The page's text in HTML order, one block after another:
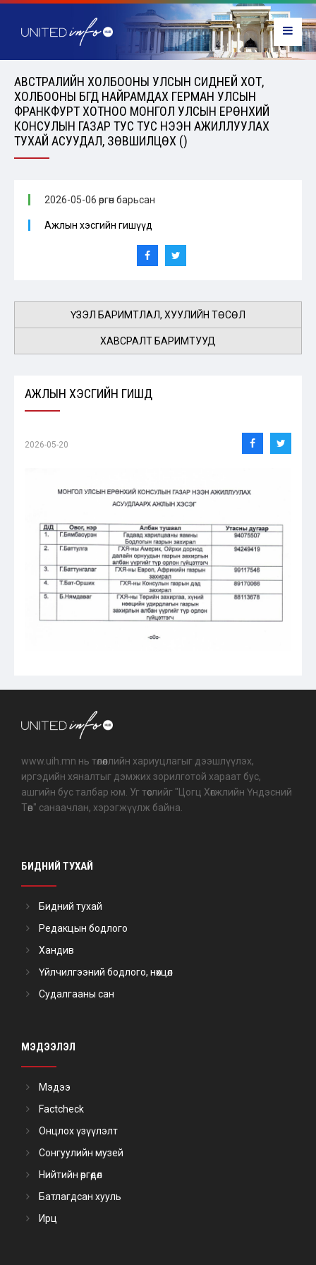
АВСТРАЛИЙН ХОЛБООНЫ УЛСЫН СИДНЕЙ ХОТ,
ХОЛБООНЫ БҮГД НАЙРАМДАХ ГЕРМАН УЛСЫН
ФРАНКФУРТ ХОТНОО МОНГОЛ УЛСЫН ЕРӨНХИЙ
КОНСУЛЫН ГАЗАР ТУС ТУС НЭЭН АЖИЛЛУУЛАХ
ТУХАЙ АСУУДАЛ, ЗӨВШИЛЦӨХ ()
2026-05-06 өргөн барьсан
Ажлын хэсгийн гишүүд
ҮЗЭЛ БАРИМТЛАЛ, ХУУЛИЙН ТӨСӨЛ
ХАВСРАЛТ БАРИМТУУД
АЖЛЫН ХЭСГИЙН ГИШҮҮД
2026-05-20
www.uih.mn нь төлөөллийн хариуцлагыг дээшлүүлэх,
иргэдийн хяналтыг дэмжих зорилготой хараат бус,
ашгийн бус талбар юм. Уг төслийг "Цогц Хөгжлийн Үндэсний
Төв" санаачлан, хэрэгжүүлж байна.
БИДНИЙ ТУХАЙ
Бидний тухай
Редакцын бодлого
Хандив
Үйлчилгээний бодлого, нөхцөл
Судалгааны сан
МЭДЭЭЛЭЛ
Мэдээ
Factcheck
Онцлох үзүүлэлт
Сонгуулийн музей
Нийтийн өргөдөл
Батлагдсан хууль
Ирц